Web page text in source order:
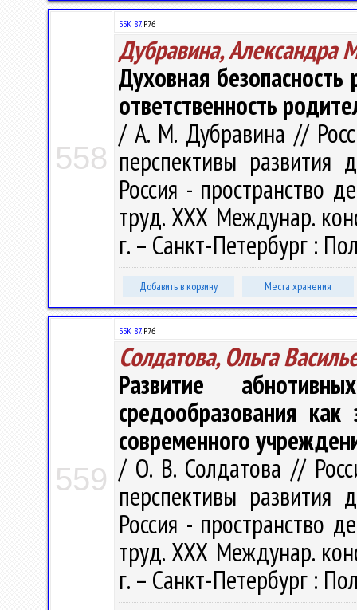
558
ББК 87.Р76
Дубравина, Александра
Духовная
ответственность
/ А. М. Дубравина //
перспективы развития
Россия - пространство
труд. ХХХ Междунар.
г. – Санкт-Петербург :
Добавить в корзину Места хранения
559
ББК 87.Р76
Солдатова, Ольга
Развитие
средообразования как
современного
/ О. В. Солдатова //
перспективы развития
Россия - пространство
труд. ХХХ Междунар.
г. – Санкт-Петербург :